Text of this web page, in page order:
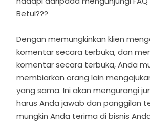
Betul???
Dengan memungkinkan klien
komentar secara terbuka, dan
komentar secara terbuka, Anda
membiarkan orang lain
yang sama. Ini akan mengurangi
harus Anda jawab dan panggilan
mungkin Anda terima di bisnis